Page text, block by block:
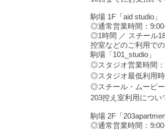
駒場 1F「aid studio」
◎通常営業時間：
◎1時間 ／ スチール
控室などのご利用で
駒場「101_studio」
◎スタジオ営業時間：
◎スタジオ最低利用
◎スチール・ムービ
203控え室利用につ
駒場 2F「
◎通常営業時間：